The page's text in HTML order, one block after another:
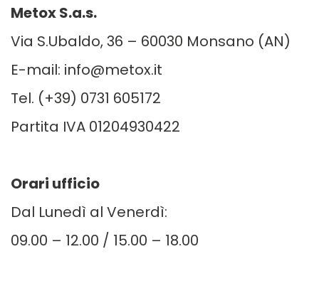
Metox S.a.s.
Via S.Ubaldo, 36 – 60030 Monsano (AN)
E-mail: info@metox.it
Tel. (+39) 0731 605172
Partita IVA 01204930422
Orari ufficio
Dal Lunedì al Venerdì:
09.00 – 12.00 / 15.00 – 18.00